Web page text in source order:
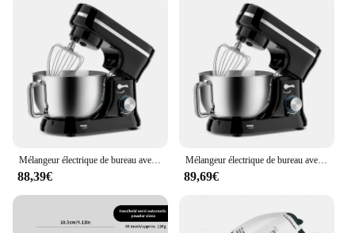
88,39€
Mélangeur électrique de bureau avec bol, fouet à œufs, robot de cuisine multifonctionnel, 1000W, 8 + P
89,69€